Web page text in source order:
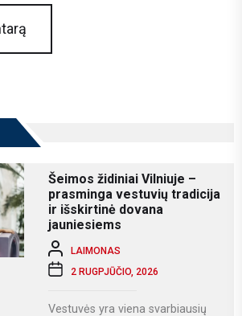
Šeimos židiniai Vilniuje –
prasminga vestuvių tradicija
ir išskirtinė dovana
jauniesiems
LAIMONAS
2 RUGPJŪČIO, 2026
Vestuvės yra viena svarbiausių